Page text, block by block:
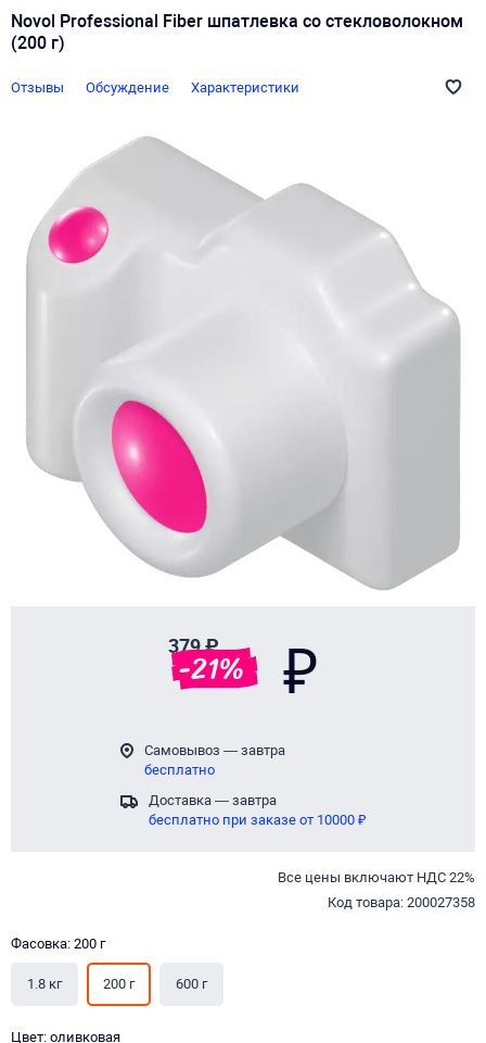
Novol Professional Fiber шпатлевка со стекловолокном
(200 г)
Отзывы Обсуждение Характеристики
379 ₽
-21% ₽
Самовывоз — завтра
бесплатно
Доставка — завтра
бесплатно при заказе от 10000 ₽
Все цены включают НДС 22%
Код товара: 200027358
Фасовка: 200 г
1.8 кг 200 г 600 г
Цвет: оливковая